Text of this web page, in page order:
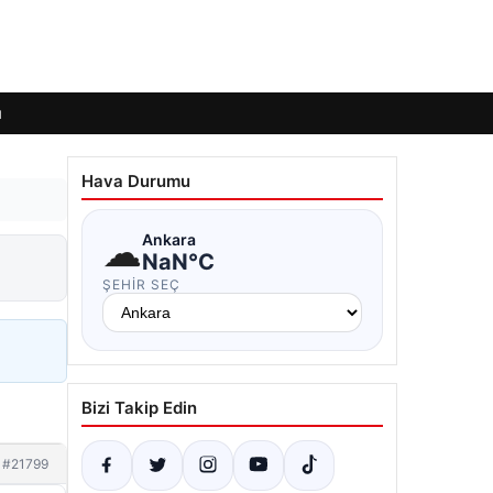
#21799
Hava Durumu
☁Ankara
NaN°C
ŞEHIR SEÇ
Bizi Takip Edin